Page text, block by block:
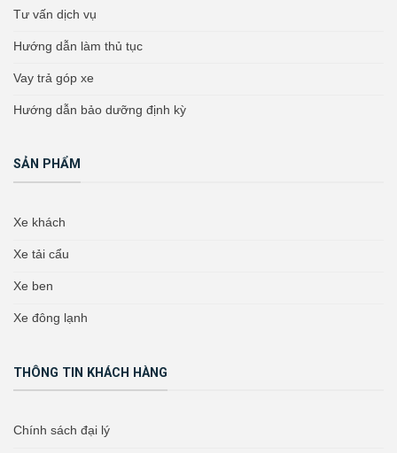
Tư vấn dịch vụ
Hướng dẫn làm thủ tục
Vay trả góp xe
Hướng dẫn bảo dưỡng định kỳ
SẢN PHẨM
Xe khách
Xe tải cẩu
Xe ben
Xe đông lạnh
THÔNG TIN KHÁCH HÀNG
Chính sách đại lý